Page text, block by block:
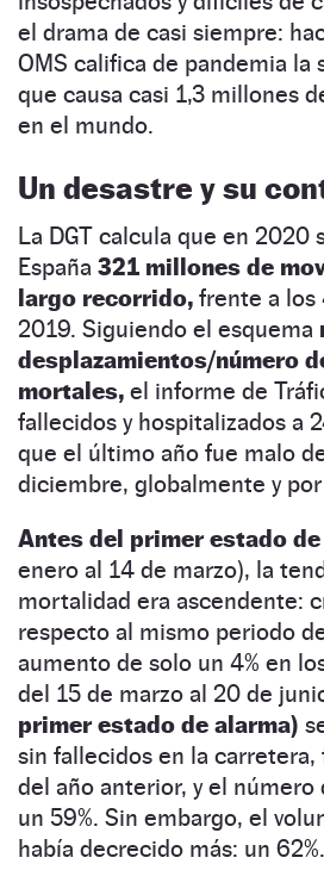
el drama de casi siempre:
OMS califica de pandemia la
que causa casi 1,3 millones
en el mundo.
Un desastre y su
La DGT calcula que en 2020
España 321 millones de
largo recorrido, frente a los
2019. Siguiendo el esquema
desplazamientos/número
mortales, el informe de
fallecidos y hospitalizados a
que el último año fue malo
diciembre, globalmente y
Antes del primer estado
enero al 14 de marzo), la
mortalidad era ascendente:
respecto al mismo periodo
aumento de solo un 4% en
del 15 de marzo al 20 de
primer estado de alarma)
sin fallecidos en la carretera,
del año anterior, y el número
un 59%. Sin embargo, el
había decrecido más: un 62%.